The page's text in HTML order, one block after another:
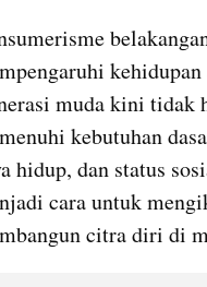
muda kini tidak
kebutuhan
hidup, dan status
cara untuk
citra diri di